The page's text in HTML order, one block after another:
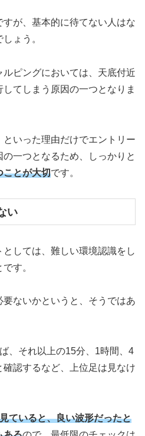
が、基本的に待てない人はな
ょう。
ピングにおいては、天底付近
てしまう原因の一つとなりま
といった理由だけでエントリー
一つとなるため、しっかりと
ことが大切です。
い
しては、難しい環境認識をし
す。
要ないかというと、そうではあ
、それ以上の15分、1時間、4
認するなど、上位足は見なけ
ていると、良い波形だったと